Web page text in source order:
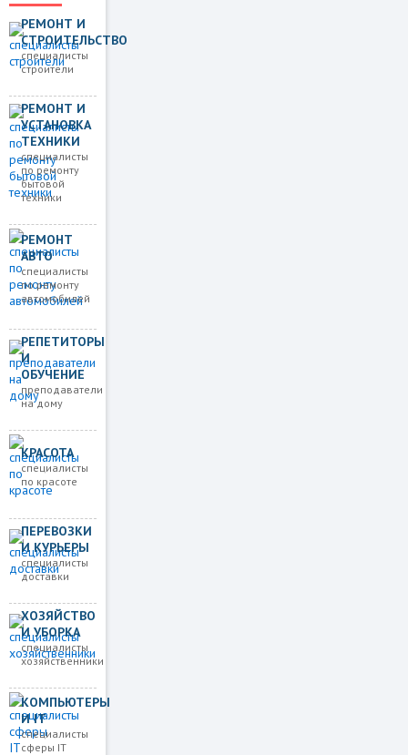
РЕМОНТ И
СТРОИТЕЛЬСТВО
специалисты
строители
РЕМОНТ И
УСТАНОВКА
ТЕХНИКИ
специалисты
по ремонту
бытовой
техники
РЕМОНТ
АВТО
специалисты
по ремонту
автомобилей
РЕПЕТИТОРЫ
И
ОБУЧЕНИЕ
преподаватели
на дому
КРАСОТА
специалисты
по красоте
ПЕРЕВОЗКИ
И КУРЬЕРЫ
специалисты
доставки
ХОЗЯЙСТВО
И УБОРКА
специалисты
хозяйственники
КОМПЬЮТЕРЫ
И IT
специалисты
сферы IT